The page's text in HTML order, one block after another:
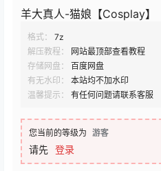
羊大真人-猫娘【Cosplay】
格式：
7z
解压教程：
网站最顶部查看教程
存储网盘：
百度网盘
有无水印：
本站均不加水印
温馨提示：
有任何问题请联系客服
您当前的等级为 游客
请先 登录